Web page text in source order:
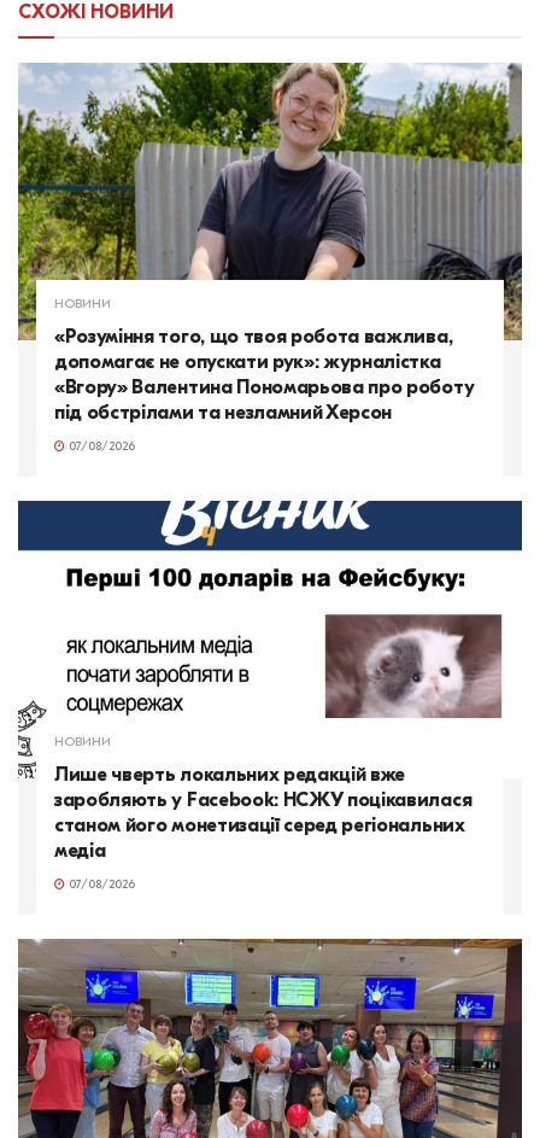
СХОЖІ НОВИНИ
НОВИНИ
«Розуміння того, що твоя робота важлива,
допомагає не опускати рук»: журналістка
«Вгору» Валентина Пономарьова про роботу
під обстрілами та незламний Херсон
07/08/2026
НОВИНИ
Лише чверть локальних редакцій вже
заробляють у Facebook: НСЖУ поцікавилася
станом його монетизації серед регіональних
медіа
07/08/2026